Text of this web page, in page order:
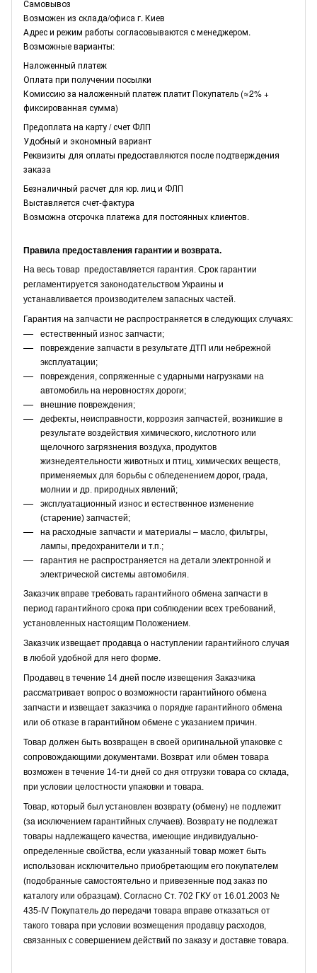
Самовывоз
Возможен из склада/офиса г. Киев
Адрес и режим работы согласовываются с менеджером.
Возможные варианты:
Наложенный платеж
Оплата при получении посылки
Комиссию за наложенный платеж платит Покупатель (≈2% +
фиксированная сумма)
Предоплата на карту / счет ФЛП
Удобный и экономный вариант
Реквизиты для оплаты предоставляются после подтверждения
заказа
Безналичный расчет для юр. лиц и ФЛП
Выставляется счет-фактура
Возможна отсрочка платежа для постоянных клиентов.
Правила предоставления гарантии и возврата.
На весь товар предоставляется гарантия. Срок гарантии
регламентируется законодательством Украины и
устанавливается производителем запасных частей.
Гарантия на запчасти не распространяется в следующих случаях:
естественный износ запчасти;
повреждение запчасти в результате ДТП или небрежной
эксплуатации;
повреждения, сопряженные с ударными нагрузками на
автомобиль на неровностях дороги;
внешние повреждения;
дефекты, неисправности, коррозия запчастей, возникшие в
результате воздействия химического, кислотного или
щелочного загрязнения воздуха, продуктов
жизнедеятельности животных и птиц, химических веществ,
применяемых для борьбы с обледенением дорог, града,
молнии и др. природных явлений;
эксплуатационный износ и естественное изменение
(старение) запчастей;
на расходные запчасти и материалы – масло, фильтры,
лампы, предохранители и т.п.;
гарантия не распространяется на детали электронной и
электрической системы автомобиля.
Заказчик вправе требовать гарантийного обмена запчасти в
период гарантийного срока при соблюдении всех требований,
установленных настоящим Положением.
Заказчик извещает продавца о наступлении гарантийного случая
в любой удобной для него форме.
Продавец в течение 14 дней после извещения Заказчика
рассматривает вопрос о возможности гарантийного обмена
запчасти и извещает заказчика о порядке гарантийного обмена
или об отказе в гарантийном обмене с указанием причин.
Товар должен быть возвращен в своей оригинальной упаковке с
сопровождающими документами. Возврат или обмен товара
возможен в течение 14-ти дней со дня отгрузки товара со склада,
при условии целостности упаковки и товара.
Товар, который был установлен возврату (обмену) не подлежит
(за исключением гарантийных случаев). Возврату не подлежат
товары надлежащего качества, имеющие индивидуально-
определенные свойства, если указанный товар может быть
использован исключительно приобретающим его покупателем
(подобранные самостоятельно и привезенные под заказ по
каталогу или образцам). Согласно Ст. 702 ГКУ от 16.01.2003 №
435-IV Покупатель до передачи товара вправе отказаться от
такого товара при условии возмещения продавцу расходов,
связанных с совершением действий по заказу и доставке товара.